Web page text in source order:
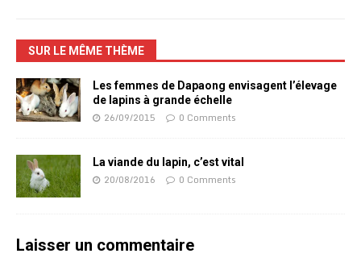
SUR LE MÊME THÈME
Les femmes de Dapaong envisagent l’élevage
de lapins à grande échelle
26/09/2015 0 Comments
La viande du lapin, c’est vital
20/08/2016 0 Comments
Laisser un commentaire